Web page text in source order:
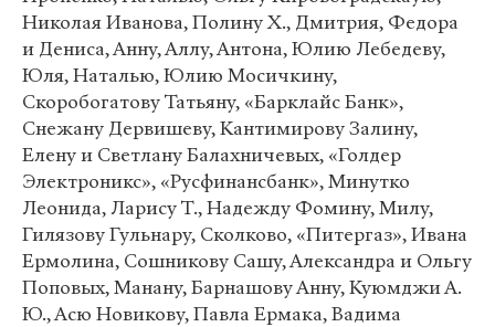
Николая Иванова, Полину Х., Дмитрия, Федора
и Дениса, Анну, Аллу, Антона, Юлию Лебедеву,
Юля, Наталью, Юлию Мосичкину,
Скоробогатову Татьяну, «Барклайс Банк»,
Снежану Дервишеву, Кантимирову Залину,
Елену и Светлану Балахничевых, «Голдер
Электроникс», «Русфинансбанк», Минутко
Леонида, Ларису Т., Надежду Фомину, Милу,
Гилязову Гульнару, Сколково, «Питергаз», Ивана
Ермолина, Сошникову Сашу, Александра и Ольгу
Поповых, Манану, Барнашову Анну, Куюмджи А.
Ю., Асю Новикову, Павла Ермака, Вадима